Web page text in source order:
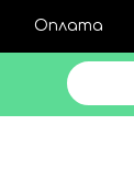
Оплата